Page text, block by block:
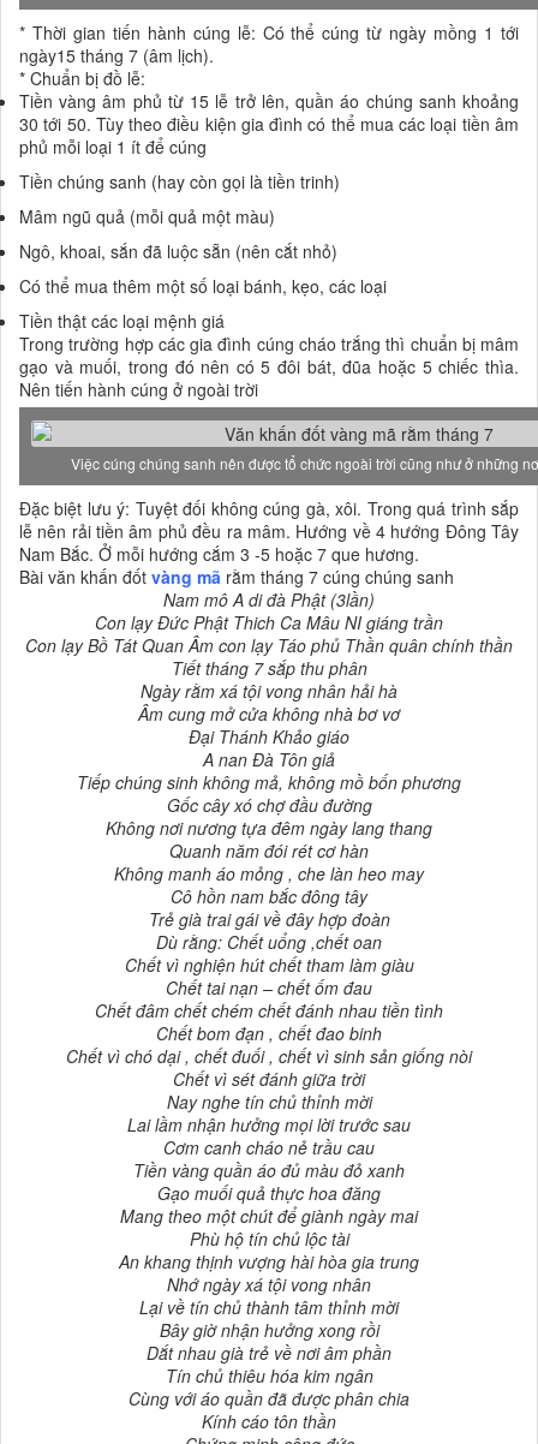
* Thời gian tiến hành cúng lễ: Có thể cúng từ ngày mồng 1 tới
ngày15 tháng 7 (âm lịch).
* Chuẩn bị đồ lễ:
Tiền vàng âm phủ từ 15 lễ trở lên, quần áo chúng sanh khoảng
30 tới 50. Tùy theo điều kiện gia đình có thể mua các loại tiền âm
phủ mỗi loại 1 ít để cúng
Tiền chúng sanh (hay còn gọi là tiền trinh)
Mâm ngũ quả (mỗi quả một màu)
Ngô, khoai, sắn đã luộc sẵn (nên cắt nhỏ)
Có thể mua thêm một số loại bánh, kẹo, các loại
Tiền thật các loại mệnh giá
Trong trường hợp các gia đình cúng cháo trắng thì chuẩn bị mâm
gạo và muối, trong đó nên có 5 đôi bát, đũa hoặc 5 chiếc thìa.
Nên tiến hành cúng ở ngoài trời
Việc cúng chúng sanh nên được tổ chức ngoài trời cũng như ở những
Đặc biệt lưu ý: Tuyệt đối không cúng gà, xôi. Trong quá trình sắp
lễ nên rải tiền âm phủ đều ra mâm. Hướng về 4 hướng Đông Tây
Nam Bắc. Ở mỗi hướng cắm 3 -5 hoặc 7 que hương.
Bài văn khấn đốt vàng mã rằm tháng 7 cúng chúng sanh
Nam mô A di đà Phật (3lần)
Con lạy Đức Phật Thich Ca Mâu NI giáng trần
Con lạy Bồ Tát Quan Âm con lạy Táo phủ Thần quân chính thần
Tiết tháng 7 sắp thu phân
Ngày rằm xá tội vong nhân hải hà
Âm cung mở cửa không nhà bơ vơ
Đại Thánh Khảo giáo
A nan Đà Tôn giả
Tiếp chúng sinh không mả, không mồ bốn phương
Gốc cây xó chợ đầu đường
Không nơi nương tựa đêm ngày lang thang
Quanh năm đói rét cơ hàn
Không manh áo mỏng , che làn heo may
Cô hồn nam bắc đông tây
Trẻ già trai gái về đây hợp đoàn
Dù rằng: Chết uổng ,chết oan
Chết vì nghiện hút chết tham làm giàu
Chết tai nạn – chết ốm đau
Chết đâm chết chém chết đánh nhau tiền tình
Chết bom đạn , chết đao binh
Chết vì chó dại , chết đuối , chết vì sinh sản giống nòi
Chết vì sét đánh giữa trời
Nay nghe tín chủ thỉnh mời
Lai lầm nhận hưởng mọi lời trước sau
Cơm canh cháo nẻ trầu cau
Tiền vàng quần áo đủ màu đỏ xanh
Gạo muối quả thực hoa đăng
Mang theo một chút để giành ngày mai
Phù hộ tín chủ lộc tài
An khang thịnh vượng hài hòa gia trung
Nhớ ngày xá tội vong nhân
Lại về tín chủ thành tâm thỉnh mời
Bây giờ nhận hưởng xong rồi
Dắt nhau già trẻ về nơi âm phần
Tín chủ thiêu hóa kim ngân
Cùng với áo quần đã được phân chia
Kính cáo tôn thần